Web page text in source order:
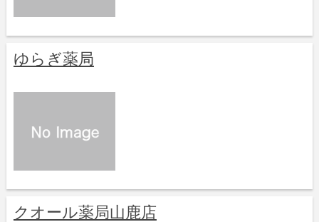
ゆらぎ薬局
クオール薬局山鹿店